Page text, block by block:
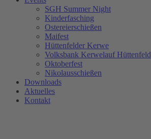
SGH Summer Night
Kinderfasching
Ostereierschießen
Maifest
Hüttenfelder Kerwe
Volksbank Kerwelauf Hüttenfeld
Oktoberfest
Nikolausschießen
Downloads
Aktuelles
Kontakt